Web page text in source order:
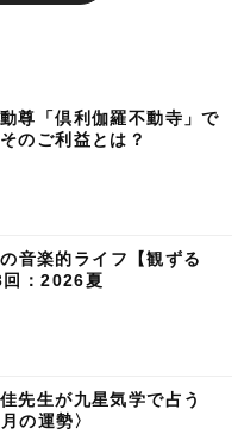
尊「倶利伽羅不動寺」で
のご利益とは？
音楽的ライフ【観ずる
回：2026夏
佳先生が九星気学で占う
の運勢〉